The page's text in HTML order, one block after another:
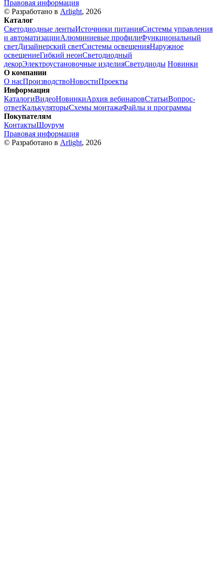
Правовая информация
© Разработано в Arlight, 2026
Каталог
Светодиодные лентыИсточники питанияСистемы управления
и автоматизацииАлюминиевые профилиФункциональный
светДизайнерский светСистемы освещенияНаружное
освещениеГибкий неонСветодиодный
декорЭлектроустановочные изделияСветодиоды Новинки
О компании
О насПроизводствоНовостиПроекты
Информация
КаталогиВидеоНовинкиАрхив вебинаровСтатьиВопрос-
ответКалькуляторыСхемы монтажаФайлы и программы
Покупателям
КонтактыШоурум
Правовая информация
© Разработано в Arlight, 2026